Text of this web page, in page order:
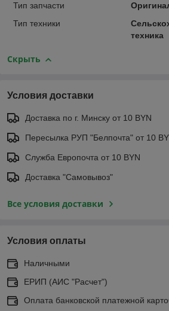
Тип запчасти
Тип техники
техника
Скрыть
Условия доставки
Доставка по г. Минску от 10 BYN
Пересылка РУП "Белпочта" от 10
Служба Европочта от 10 BYN
Доставка "Самовывоз"
Все условия доставки
Условия оплаты
Наличными
ЕРИП (АИС "Расчет")
Оплата банковской платежной